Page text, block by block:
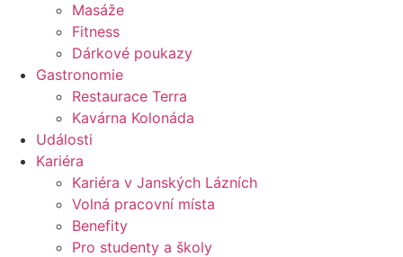
Masáže
Fitness
Dárkové poukazy​
Gastronomie
Restaurace Terra
Kavárna Kolonáda
Události
Kariéra
Kariéra v Janských Lázních
Volná pracovní místa
Benefity
Pro studenty a školy